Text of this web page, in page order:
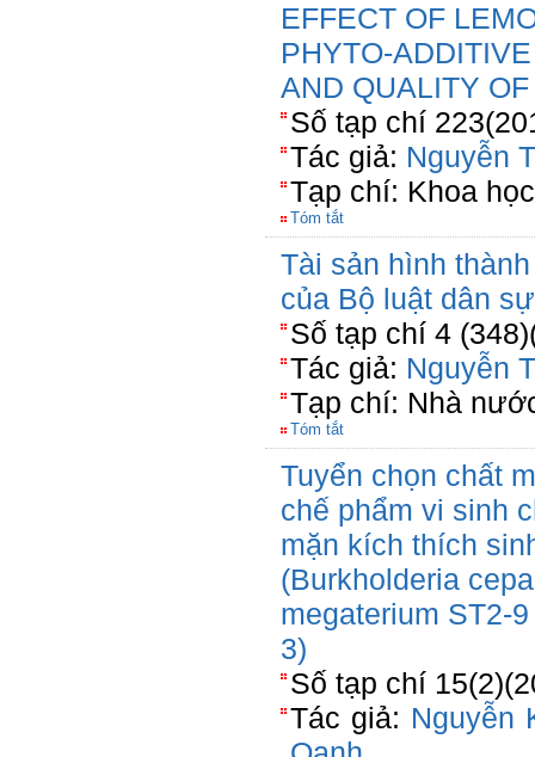
EFFECT OF
PHYTO-
AND QUALITY
Số tạp chí
Tác giả: Nguyễn
Tạp chí: Khoa
Tóm tắt
Tài sản hình
của Bộ luật dân
Số tạp chí 4
Tác giả: Nguyễn
Tạp chí: Nhà
Tóm tắt
Tuyển chọn chất
chế phẩm vi sinh
mặn kích thích
(Burkholderia
megaterium ST2-
3)
Số tạp chí
Tác giả: Nguyễn